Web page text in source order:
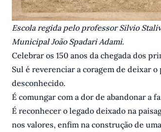
Escola regida pelo professor Silvio
Municipal João Spadari Adami.
Celebrar os 150 anos da chegada dos
Sul é reverenciar a coragem de deixar
desconhecido.
É comungar com a dor de abandonar a
É reconhecer o legado deixado na
nos valores, enfim na construção de